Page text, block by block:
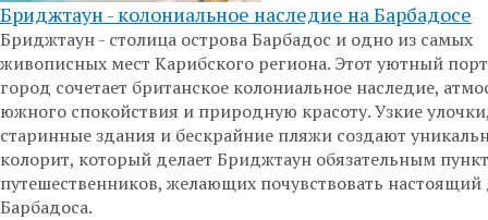
Бриджтаун - колониальное наследие на Барбадосе
Бриджтаун - столица острова Барбадос и одно из самых
живописных мест Карибского региона. Этот уютный
город сочетает британское колониальное наследие,
южного спокойствия и природную красоту. Узкие
старинные здания и бескрайние пляжи создают
колорит, который делает Бриджтаун обязательным
путешественников, желающих почувствовать настоящий
Барбадоса.